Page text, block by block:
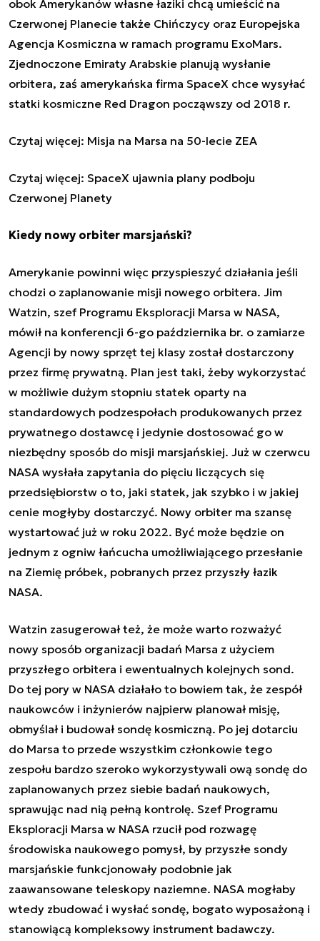
obok Amerykanów własne łaziki chcą umieścić na
Czerwonej Planecie także Chińczycy oraz Europejska
Agencja Kosmiczna w ramach programu ExoMars.
Zjednoczone Emiraty Arabskie planują wysłanie
orbitera, zaś amerykańska firma SpaceX chce wysyłać
statki kosmiczne Red Dragon począwszy od 2018 r.
Czytaj więcej: Misja na Marsa na 50-lecie ZEA
Czytaj więcej: SpaceX ujawnia plany podboju
Czerwonej Planety
Kiedy nowy orbiter marsjański?
Amerykanie powinni więc przyspieszyć działania jeśli
chodzi o zaplanowanie misji nowego orbitera. Jim
Watzin, szef Programu Eksploracji Marsa w NASA,
mówił na konferencji 6-go października br. o zamiarze
Agencji by nowy sprzęt tej klasy został dostarczony
przez firmę prywatną. Plan jest taki, żeby wykorzystać
w możliwie dużym stopniu statek oparty na
standardowych podzespołach produkowanych przez
prywatnego dostawcę i jedynie dostosować go w
niezbędny sposób do misji marsjańskiej. Już w czerwcu
NASA wysłała zapytania do pięciu liczących się
przedsiębiorstw o to, jaki statek, jak szybko i w jakiej
cenie mogłyby dostarczyć. Nowy orbiter ma szansę
wystartować już w roku 2022. Być może będzie on
jednym z ogniw łańcucha umożliwiającego przesłanie
na Ziemię próbek, pobranych przez przyszły łazik
NASA.
Watzin zasugerował też, że może warto rozważyć
nowy sposób organizacji badań Marsa z użyciem
przyszłego orbitera i ewentualnych kolejnych sond.
Do tej pory w NASA działało to bowiem tak, że zespół
naukowców i inżynierów najpierw planował misję,
obmyślał i budował sondę kosmiczną. Po jej dotarciu
do Marsa to przede wszystkim członkowie tego
zespołu bardzo szeroko wykorzystywali ową sondę do
zaplanowanych przez siebie badań naukowych,
sprawując nad nią pełną kontrolę. Szef Programu
Eksploracji Marsa w NASA rzucił pod rozwagę
środowiska naukowego pomysł, by przyszłe sondy
marsjańskie funkcjonowały podobnie jak
zaawansowane teleskopy naziemne. NASA mogłaby
wtedy zbudować i wysłać sondę, bogato wyposażoną i
stanowiącą kompleksowy instrument badawczy.